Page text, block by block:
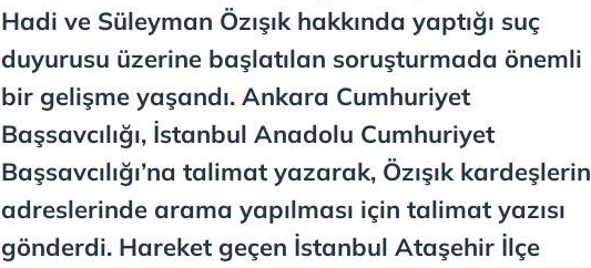
Hadi ve Süleyman Özışık hakkında yaptığı suç
duyurusu üzerine başlatılan soruşturmada önemli
bir gelişme yaşandı. Ankara Cumhuriyet
Başsavcılığı, İstanbul Anadolu Cumhuriyet
Başsavcılığı’na talimat yazarak, Özışık kardeşlerin
adreslerinde arama yapılması için talimat yazısı
gönderdi. Hareket geçen İstanbul Ataşehir İlçe